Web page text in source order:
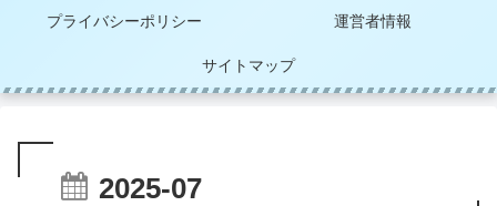
プライバシーポリシー 運営者情報
サイトマップ
2025-07